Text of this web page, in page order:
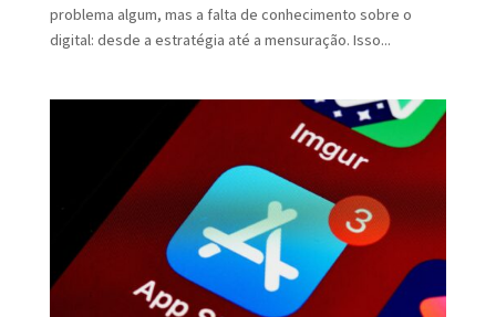
problema algum, mas a falta de conhecimento sobre o
digital: desde a estratégia até a mensuração. Isso...